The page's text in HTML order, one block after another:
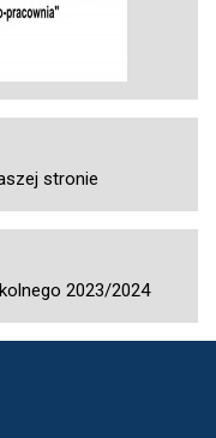
stronie
2023/2024